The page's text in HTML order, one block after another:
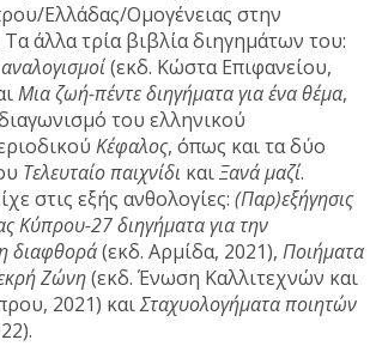
Ελλάδας/Ομογένειας στην
άλλα τρία βιβλία διηγημάτων του:
(εκδ. Κώστα Επιφανείου,
Μια ζωή-πέντε διηγήματα για ένα θέμα,
του ελληνικού
Κέφαλος, όπως και τα δύο
Τελευταίο παιχνίδι καιΞανά μαζί.
στις εξής ανθολογίες: (Παρ)εξήγησις
Κύπρου-27 διηγήματα για την
διαφθορά(εκδ. Αρμίδα, 2021), Ποιήματα
Ζώνη(εκδ. Ένωση Καλλιτεχνών και
2021) καιΣταχυολογήματα ποιητών